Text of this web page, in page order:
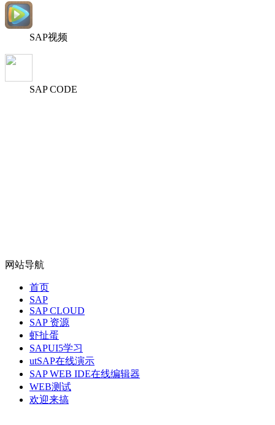
SAP视频
SAP CODE
网站导航
首页
SAP
SAP CLOUD
SAP 资源
虾扯蛋
SAPUI5学习
utSAP在线演示
SAP WEB IDE在线编辑器
WEB测试
欢迎来搞